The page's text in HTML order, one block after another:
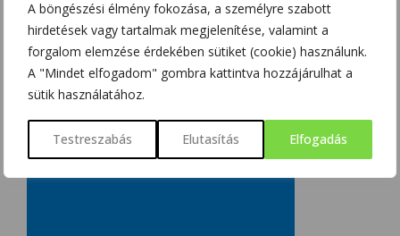
A böngészési élmény fokozása, a személyre szabott
hirdetések vagy tartalmak megjelenítése, valamint a
forgalom elemzése érdekében sütiket (cookie) használunk.
A "Mindet elfogadom" gombra kattintva hozzájárulhat a
sütik használatához.
Testreszabás Elutasítás Elfogadás